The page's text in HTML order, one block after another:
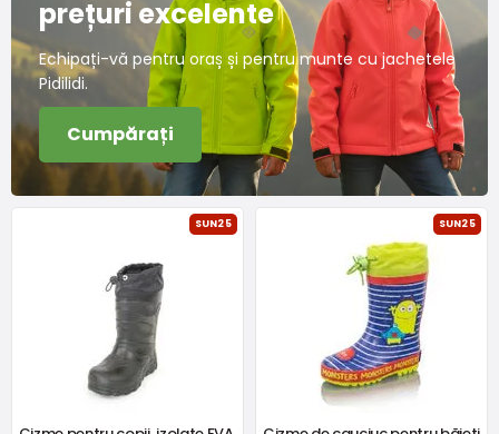
prețuri excelente
Echipați-vă pentru oraș și pentru munte cu jachetele
Pidilidi.
Cumpărați
SUN25 SUN25